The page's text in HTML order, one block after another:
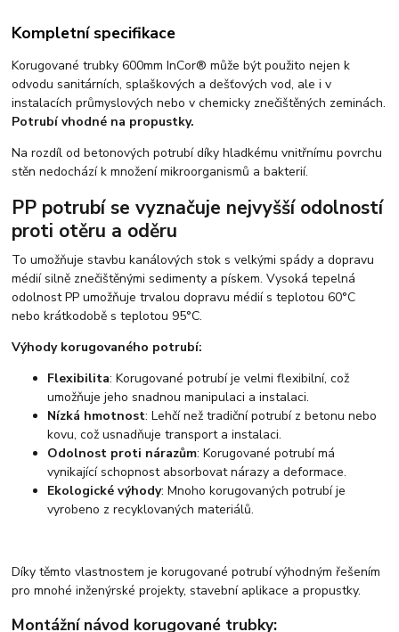
Kompletní specifikace
Korugované trubky 600mm InCor® může být použito nejen k
odvodu sanitárních, splaškových a dešťových vod, ale i v
instalacích průmyslových nebo v chemicky znečištěných zeminách.
Potrubí vhodné na propustky.
Na rozdíl od betonových potrubí díky hladkému vnitřnímu povrchu
stěn nedochází k množení mikroorganismů a bakterií.
PP potrubí se vyznačuje nejvyšší odolností
proti otěru a oděru
To umožňuje stavbu kanálových stok s velkými spády a dopravu
médií silně znečištěnými sedimenty a pískem. Vysoká tepelná
odolnost PP umožňuje trvalou dopravu médií s teplotou 60°C
nebo krátkodobě s teplotou 95°C.
Výhody korugovaného potrubí:
Flexibilita: Korugované potrubí je velmi flexibilní, což
umožňuje jeho snadnou manipulaci a instalaci.
Nízká hmotnost: Lehčí než tradiční potrubí z betonu nebo
kovu, což usnadňuje transport a instalaci.
Odolnost proti nárazům: Korugované potrubí má
vynikající schopnost absorbovat nárazy a deformace.
Ekologické výhody: Mnoho korugovaných potrubí je
vyrobeno z recyklovaných materiálů.
Díky těmto vlastnostem je korugované potrubí výhodným řešením
pro mnohé inženýrské projekty, stavební aplikace a propustky.
Montážní návod korugované trubky: